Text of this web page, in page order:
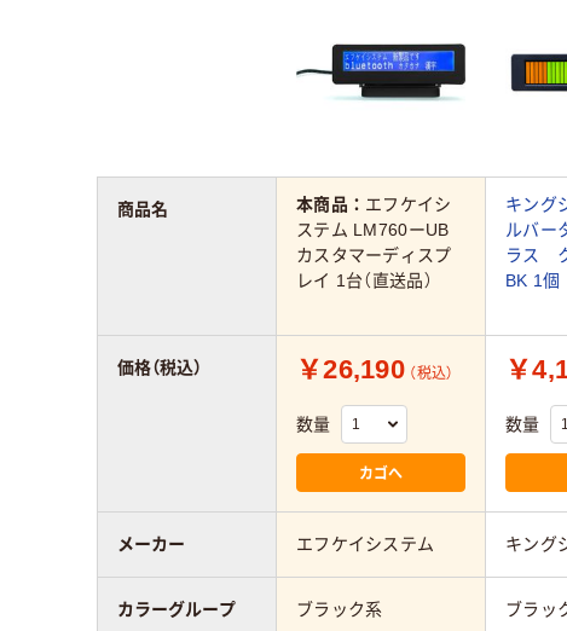
本商品： エフケイシ
ステム LM760ーUB
カスタマーディスプ
レイ 1台（直送品）
キング
ルバ
ラス
BK 1個
￥26,190 （税込）
数量
カゴへ
￥
数量
エフケイシステム キング
ブラック系 ブラッ
商品名
価格（税込）
メーカー
カラーグループ